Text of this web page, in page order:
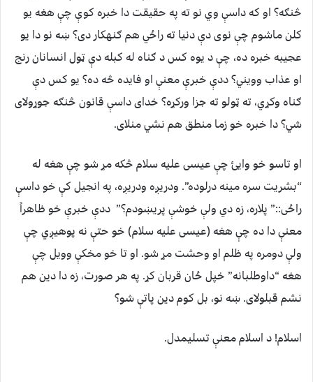
څنګه؟ او که داسې وي نو ته په حقیقت دا خبره کوې چې هغه یو
کلن ماشوم چې نوی دې دنیا ته راځي هم ګنهکار دی؟ ښه نو دا یو
عجیبه خبره ده، چې د یوه کس د ګناه له کبله دې ټول انسانان رنج
او عذاب وويني؟ ددې خبرې معنې او فایده څه ده؟ یو کس دې
ګناه وکړي، ته ټولو ته جزا ورکړه؟ خدای داسې قانون څنګه جوړولای
شي؟ دا خبره خو زما منطق هم نشي منلای.
او تاسو خو وايئ چې عیسی علیه سلام څکه مړ شو چې هغه له
“بشريت سره مينه درلوده”. ودریږه ودریږه، په انجیل کې خو داسې
راځی::” پلاره، زه دي ولې خوشې پریښودم؟” ددې خبرې خو ظاهراً
معنې دا ده چې هغه (عیسی علیه سلام) خو حتې نه پوهیږي چې
ولې دومره په ظلم او وحشت مړ شو. او تا خو مخکې وویل چې
هغه “داوطلبانه” خپل ځان قربان کړ. په هر صورت، زه دا دین هم
نشم قبلولای. ښه نو، بل کوم دین پاتې شو؟
اسلام! د اسلام معنې تسلیمدل.